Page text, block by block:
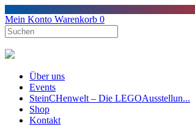
Mein Konto Warenkorb 0
Über uns
Events
SteinCHenwelt – Die LEGOAusstellun...
Shop
Kontakt